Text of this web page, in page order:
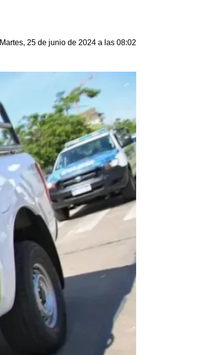
Martes, 25 de junio de 2024 a las 08:02